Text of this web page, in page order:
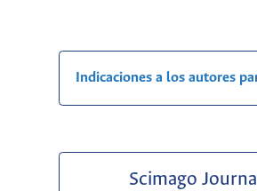
Indicaciones a los autores
Scimago